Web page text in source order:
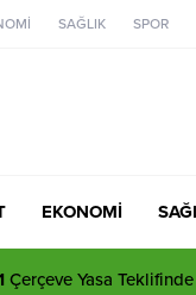
SAĞLIK SPOR
EKONOMİ
Çerçeve Yasa